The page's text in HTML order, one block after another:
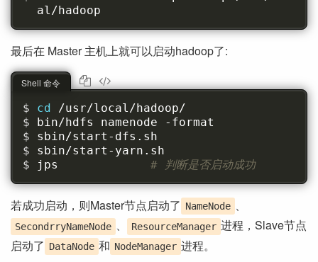
al/hadoop
最后在 Master 主机上就可以启动hadoop了:
cd /usr/local/hadoop/
bin/hdfs namenode -format
sbin/start-dfs.sh
sbin/start-yarn.sh
jps # 判断是否启动成功
Shell 命令
若成功启动，则Master节点启动了 NameNode 、
SecondrryNameNode 、 ResourceManager 进程，Slave节点
启动了 DataNode 和 NodeManager 进程。